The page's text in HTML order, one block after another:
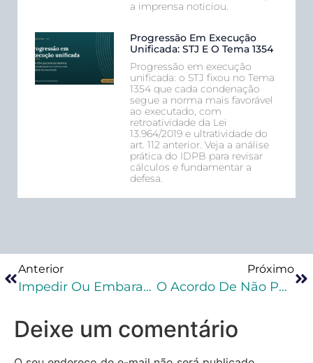
a imprensa noticiou.
Progressão Em Execução
Unificada: STJ E O Tema 1354
Progressão em execução
unificada: o STJ fixou no Tema
1354 que cada condenação
segue a norma mais favorável
ao executado, com
retroatividade da Lei
13.964/2019 e ultratividade do
art. 112 anterior. Veja a análise
prática do IDPB para revisar
cálculos e fundamentar a
defesa.
Anterior
Impedir Ou Embaraçar Investigação Penal De Organização Criminosa É Crime Material
Próximo
O Acordo De Não Persecução Penal E A Advocacia Criminal Negocial
Deixe um comentário